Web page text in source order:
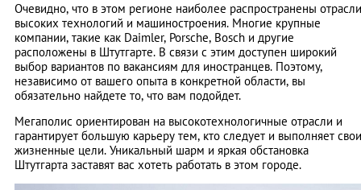
Очевидно, что в этом регионе наиболее распространены отрасли
высоких технологий и машиностроения. Многие крупные
компании, такие как Daimler, Porsche, Bosch и другие
расположены в Штутгарте. В связи с этим доступен широкий
выбор вариантов по вакансиям для иностранцев. Поэтому,
независимо от вашего опыта в конкретной области, вы
обязательно найдете то, что вам подойдет.
Мегаполис ориентирован на высокотехнологичные отрасли и
гарантирует большую карьеру тем, кто следует и выполняет свои
жизненные цели. Уникальный шарм и яркая обстановка
Штутгарта заставят вас хотеть работать в этом городе.